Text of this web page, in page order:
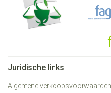
Juridische links
Algemene verkoopsvoorwaarden